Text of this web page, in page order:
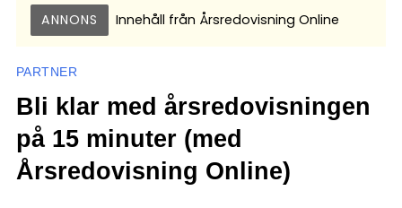
ANNONS Innehåll från Årsredovisning Online
PARTNER
Bli klar med årsredovisningen
på 15 minuter (med
Årsredovisning Online)